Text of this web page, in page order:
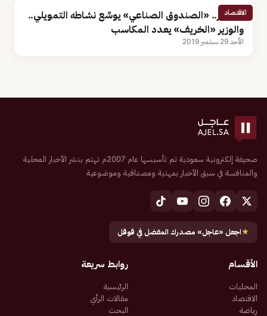
الاقتصاد
بالصور.. «الصندوق الصناعي» يوسِّع نشاطه التمويلي..
والوزير «الخريف» يعدد المكاسب
الأحد 29 سبتمبر 2019
صحيفة إلكترونية سعودية تم تأسيسها عام 2007م تهتم بنشر الأخبار المحلية
والمنافسة في سبق الأخبار بمهنية ومصداقية وموضوعية
★اجعل «عاجل» مصدرك المفضل في قوقل
الأقسام
المحليات
الاقتصاد
رياضة
روابط سريعة
الرئيسية
مقالات الرأي
البحث